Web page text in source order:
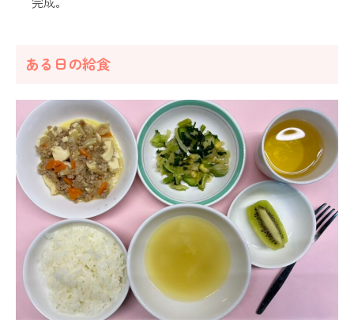
ある日の給食